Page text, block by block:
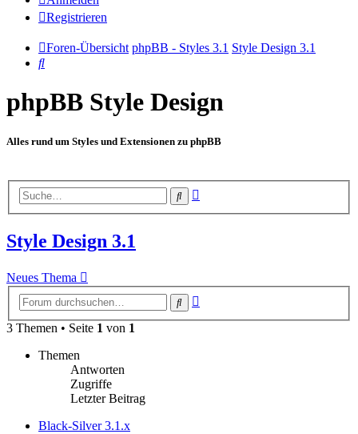
Registrieren
Foren-Übersicht phpBB - Styles 3.1 Style Design 3.1
Suche
phpBB Style Design
Alles rund um Styles und Extensionen zu phpBB
Suche
Style Design 3.1
Neues Thema
Suche
3 Themen • Seite 1 von 1
Themen
Antworten
Zugriffe
Letzter Beitrag
Black-Silver 3.1.x